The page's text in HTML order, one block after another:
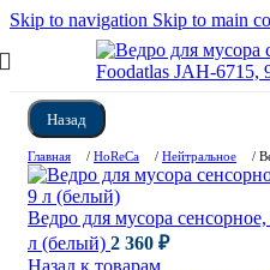
Skip to navigation Skip to main
Назад
Главная / HoReCa / Нейтральное /
Ведро для мусора
л (белый) 2 360 ₽
Назад к товарам